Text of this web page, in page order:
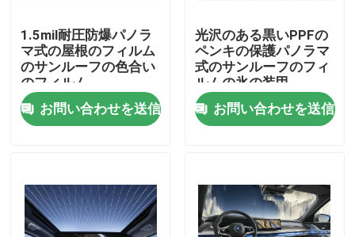
ホーム
製品
会社案内
1.5mil耐圧防爆パノラ
マ式の屋根のフィルム
のサンルーフの色合い
のフィルム
お問い合わせを送信
光沢のある黒いPPFの
ペンキの保護パノラマ
式のサンルーフのフィ
ルムの氷の装甲
お問い合わせを送信